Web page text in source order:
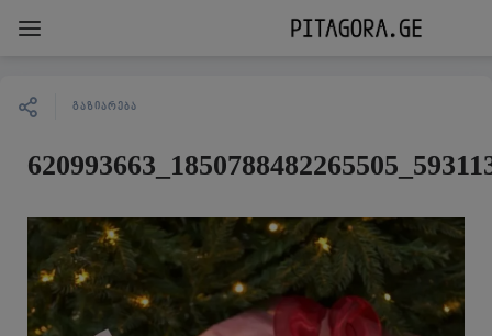
ᲒᲐᲖᲘᲐᲠᲔᲑᲐ